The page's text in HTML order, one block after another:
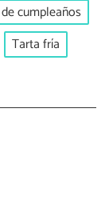
cumpleaños
Tarta fría